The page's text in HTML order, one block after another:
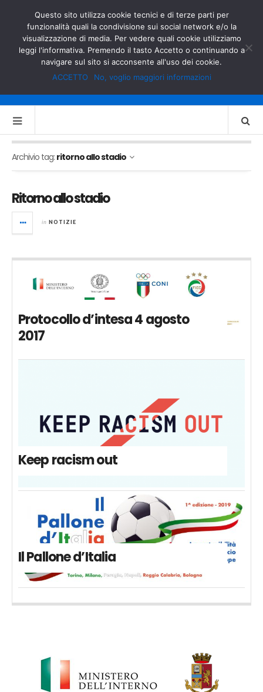
MINISTERO DELL’INTERNO
GOVERNO.IT
Archivio tag: ritorno allo stadio
Ritorno allo stadio
in NOTIZIE
Protocollo d’intesa 4 agosto
2017
Keep racism out
Il Pallone d’Italia
Questo sito utilizza cookie tecnici e di terze parti per
funzionalità quali la condivisione sui social network e/o la
visualizzazione di media. Per vedere quali cookie utilizziamo
leggi l'informativa. Premendo il tasto Accetto o continuando a
navigare sul sito si acconsente all'uso dei cookie.
ACCETTO
No, voglio maggiori informazioni